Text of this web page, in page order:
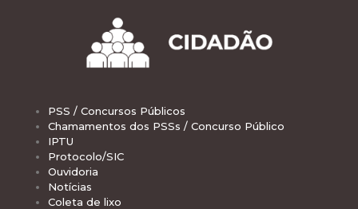
PSS / Concursos Públicos
Chamamentos dos PSSs / Concurso Público
IPTU
Protocolo/SIC
Ouvidoria
Notícias
Coleta de lixo